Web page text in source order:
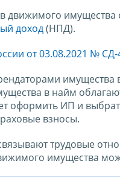
движимого имущества
доход(НПД).
от 03.08.2021 № СД-
имущества
в найм
оформить ИП и
взносы.
трудовые
имущества